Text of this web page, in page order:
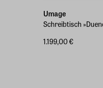
Umage
Schreibtisch
1.199,00 €